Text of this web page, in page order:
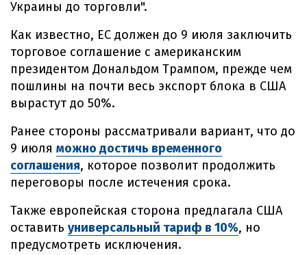
Украины до торговли".
Как известно, ЕС должен до 9 июля заключить
торговое соглашение с американским
президентом Дональдом Трампом, прежде чем
пошлины на почти весь экспорт блока в США
вырастут до 50%.
Ранее стороны рассматривали вариант, что до
9 июля можно достичь временного
соглашения, которое позволит продолжить
переговоры после истечения срока.
Также европейская сторона предлагала США
оставить универсальный тариф в 10%, но
предусмотреть исключения.